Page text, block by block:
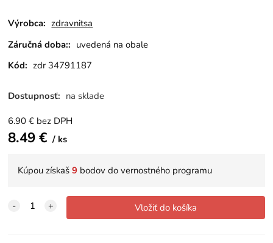
Výrobca: zdravnitsa
Záručná doba:: uvedená na obale
Kód: zdr 34791187
Dostupnosť: na sklade
6.90 € bez DPH
8.49€ ks
Kúpou získaš9 bodov do vernostného programu